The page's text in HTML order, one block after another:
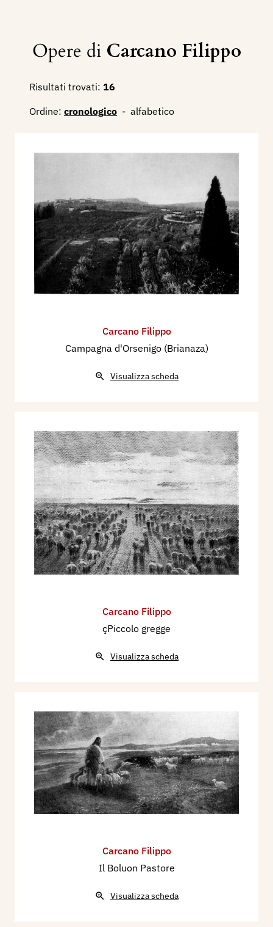
Opere di Carcano Filippo
Risultati trovati: 16
Ordine: cronologico - alfabetico
Carcano Filippo
Campagna d'Orsenigo (Brianaza)
Visualizza scheda
Carcano Filippo
çPiccolo gregge
Visualizza scheda
Carcano Filippo
Il Boluon Pastore
Visualizza scheda